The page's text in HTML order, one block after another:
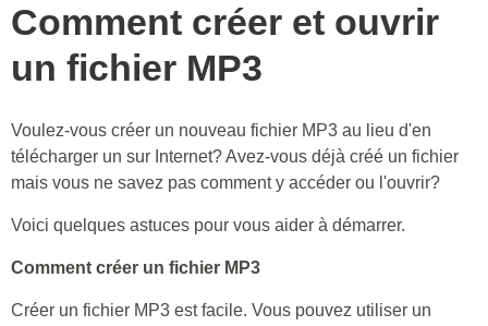
Comment créer et ouvrir
un fichier MP3
Voulez-vous créer un nouveau fichier MP3 au lieu d'en
télécharger un sur Internet? Avez-vous déjà créé un fichier
mais vous ne savez pas comment y accéder ou l'ouvrir?
Voici quelques astuces pour vous aider à démarrer.
Comment créer un fichier MP3
Créer un fichier MP3 est facile. Vous pouvez utiliser un